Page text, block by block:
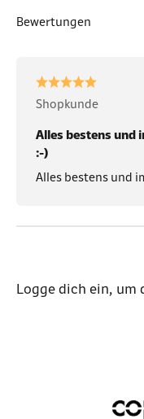
Bewertungen
Shopkunde
Alles bestens und
:-)
Alles bestens und
Logge dich ein, um